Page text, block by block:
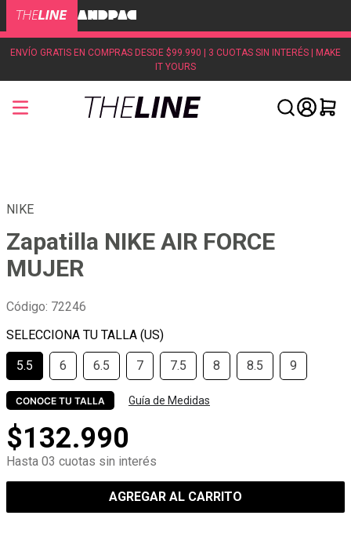
ENVÍO GRATIS EN COMPRAS DESDE $99.990 | 3 CUOTAS SIN INTERÉS | MAKE
IT YOURS
NIKE
Zapatilla NIKE AIR FORCE
MUJER
Código: 72246
5.5 6 6.5 7 7.5 8 8.5 9
CONOCE TU TALLA Guía de Medidas
$132.990
Hasta 03 cuotas sin interés
AGREGAR AL CARRITO